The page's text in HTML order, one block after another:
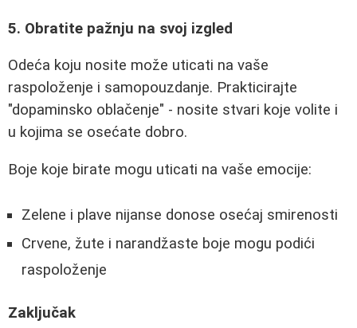
5. Obratite pažnju na svoj izgled
Odeća koju nosite može uticati na vaše
raspoloženje i samopouzdanje. Prakticirajte
"dopaminsko oblačenje" - nosite stvari koje volite i
u kojima se osećate dobro.
Boje koje birate mogu uticati na vaše emocije:
Zelene i plave nijanse donose osećaj smirenosti
Crvene, žute i narandžaste boje mogu podići
raspoloženje
Zaključak